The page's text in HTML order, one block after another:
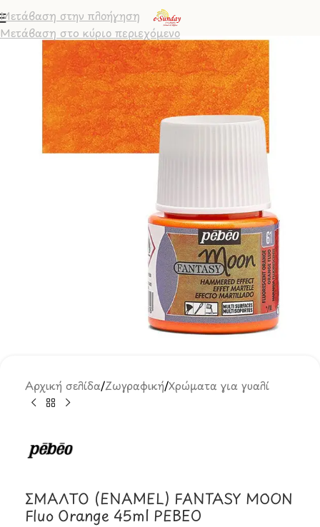
Μετάβαση στην πλοήγηση
Μετάβαση στο κύριο περιεχόμενο
Αρχική σελίδα/Ζωγραφική/Χρώματα για γυαλί
ΣΜΑΛΤΟ (ENAMEL) FANTASY MOON
Fluo Orange 45ml PEBEO